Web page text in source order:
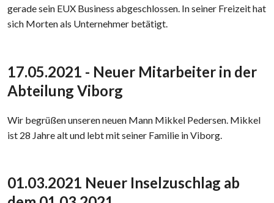
gerade sein EUX Business abgeschlossen. In seiner Freizeit hat
sich Morten als Unternehmer betätigt.
​17.05.2021 - Neuer Mitarbeiter in der
Abteilung Viborg
Wir begrüßen unseren neuen Mann Mikkel Pedersen. Mikkel
ist 28 Jahre alt und lebt mit seiner Familie in Viborg.
01.03.2021 Neuer Inselzuschlag ab